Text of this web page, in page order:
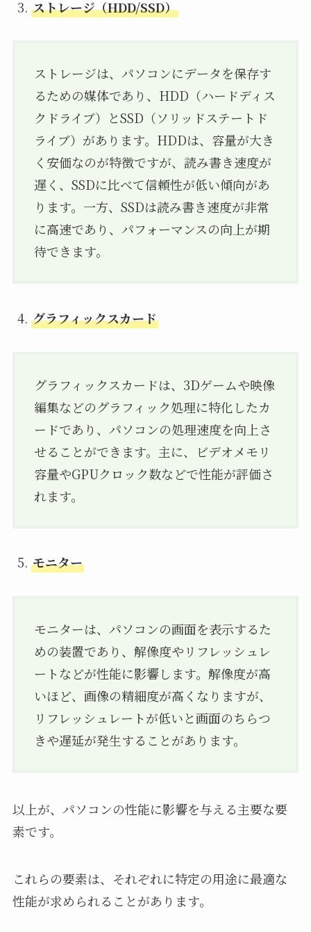
ストレージ（HDD/SSD）
ストレージは、パソコンにデータを保存す
るための媒体であり、HDD（ハードディス
クドライブ）とSSD（ソリッドステートド
ライブ）があります。HDDは、容量が大き
く安価なのが特徴ですが、読み書き速度が
遅く、SSDに比べて信頼性が低い傾向があ
ります。一方、SSDは読み書き速度が非常
に高速であり、パフォーマンスの向上が期
待できます。
グラフィックスカード
グラフィックスカードは、3Dゲームや映像
編集などのグラフィック処理に特化したカ
ードであり、パソコンの処理速度を向上さ
せることができます。主に、ビデオメモリ
容量やGPUクロック数などで性能が評価さ
れます。
モニター
モニターは、パソコンの画面を表示するた
めの装置であり、解像度やリフレッシュレ
ートなどが性能に影響します。解像度が高
いほど、画像の精細度が高くなりますが、
リフレッシュレートが低いと画面のちらつ
きや遅延が発生することがあります。
以上が、パソコンの性能に影響を与える主要な要
素です。
これらの要素は、それぞれに特定の用途に最適な
性能が求められることがあります。